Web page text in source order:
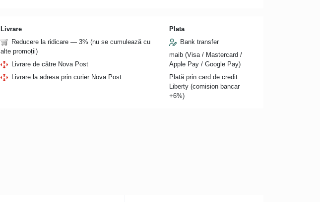
Livrare
Reducere la ridicare — 3% (nu se cumulează cu
alte promoții)
Livrare de către Nova Post
Livrare la adresa prin curier Nova Post
Plata
Bank transfer
maib (Visa / Mastercard /
Apple Pay / Google Pay)
Plată prin card de credit
Liberty (comision bancar
+6%)